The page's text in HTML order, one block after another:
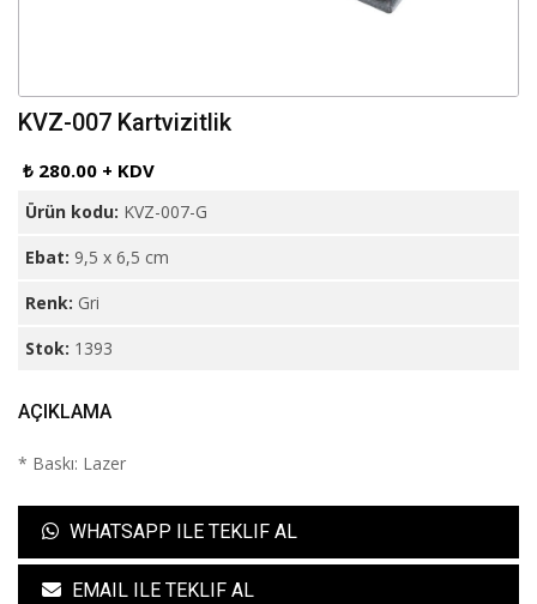
KVZ-007 Kartvizitlik
₺ 280.00 + KDV
Ürün kodu: KVZ-007-G
Ebat: 9,5 x 6,5 cm
Renk: Gri
Stok: 1393
AÇIKLAMA
* Baskı: Lazer
WHATSAPP ILE TEKLIF AL
EMAIL ILE TEKLIF AL